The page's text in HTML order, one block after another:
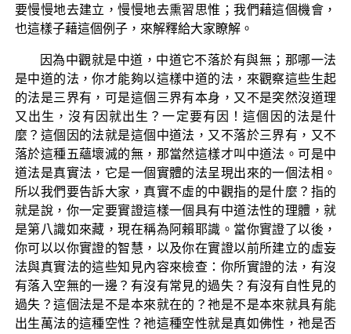
要慢慢地去建立，慢慢地去熏習思惟；我們藉這個機會，
也這樣子藉這個例子，來解釋給大家瞭解。
因為中觀就是中道，中道它不落於有與無；那哪一法
是中道的法，你才能夠以這樣中道的法，來觀察這些生起
的法是三界有，可是這個三界有本身，又不是突然沒道理
又出生，沒有因就出生？一定要有因！這個因的法是什
麼？這個因的法就是這個中道法，又不落於三界有，又不
落於這種五蘊壞滅的無，那當然這樣才叫中道法。可是中
道法是真實法，它是一個實體的法呈現出來的一個法相。
所以我們要告訴大家，真實不虛的中觀指的是什麼？指的
就是說，你一定要實證這樣一個具有中道法性的理體，就
是第八識如來藏，現在稱為阿賴耶識。當你實證了以後，
你可以以你實證的智慧，以及你在實證以前所建立的虛妄
法與真實法的這些知見內容來檢查：你所實證的法，有沒
有落入空無的一邊？有沒有常見的過失？有沒有自性見的
過失？這個法是不是本來就在的？祂是不是本來就具有能
出生萬法的這種空性？祂這種空性就是真如佛性，祂是否